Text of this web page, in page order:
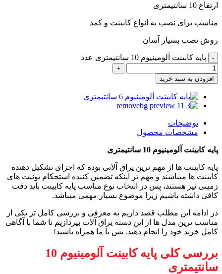
ارتفاع 10 سانتیمتری
مناسب برای نصب به انواع کابینت و کمد
روش نصب بسیار آسان
پایه کابینت آلومینیوم 10 سانتیمتری عدد
افزودن به سبد خرید
توضیحات
مشخصات محصول
پایه کابینت آلومینیوم 10 سانتیمتری
پایه کابینت ها از مهم ترین یراق آلاتی بوده که اجزای تشکیل دهنده
کابینت ها میباشند و مهم تر اینکه تضمین کننده استحکام یونیت های
زمینی نیز هستند، پس در انتخاب نوع مناسب پایه کابینت باید دقت
کافی داشته باشیم زیرا موضوع بسیار مهمی میباشد.
در ادامه این مطلب قصد داریم به معرفی و بررسی کامل تر یکی از
مناسب ترین مدل ها از این دسته یراق آلات بپردازیم تا شما با آگاهی
کامل خرید خود را انجام دهید. پس با ما همراه باشید!
بررسی کلی پایه کابینت آلومینیوم 10
سانتیمتری